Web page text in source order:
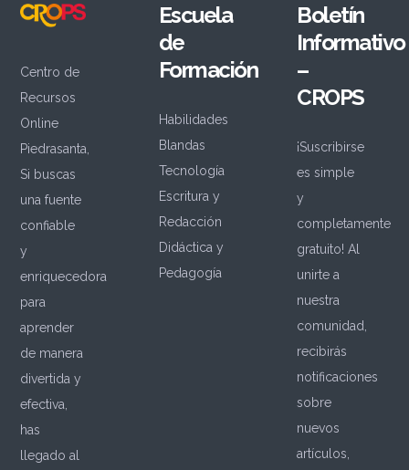
Centro de
Recursos
Online
Piedrasanta,
Si buscas
una fuente
confiable
y
enriquecedora
para
aprender
de manera
divertida y
efectiva,
has
llegado al
Escuela
de
Formación
Habilidades
Blandas
Tecnología
Escritura y
Redacción
Didáctica y
Pedagogía
Boletín
Informativo
–
CROPS
¡Suscribirse
es simple
y
completamente
gratuito! Al
unirte a
nuestra
comunidad,
recibirás
notificaciones
sobre
nuevos
artículos,